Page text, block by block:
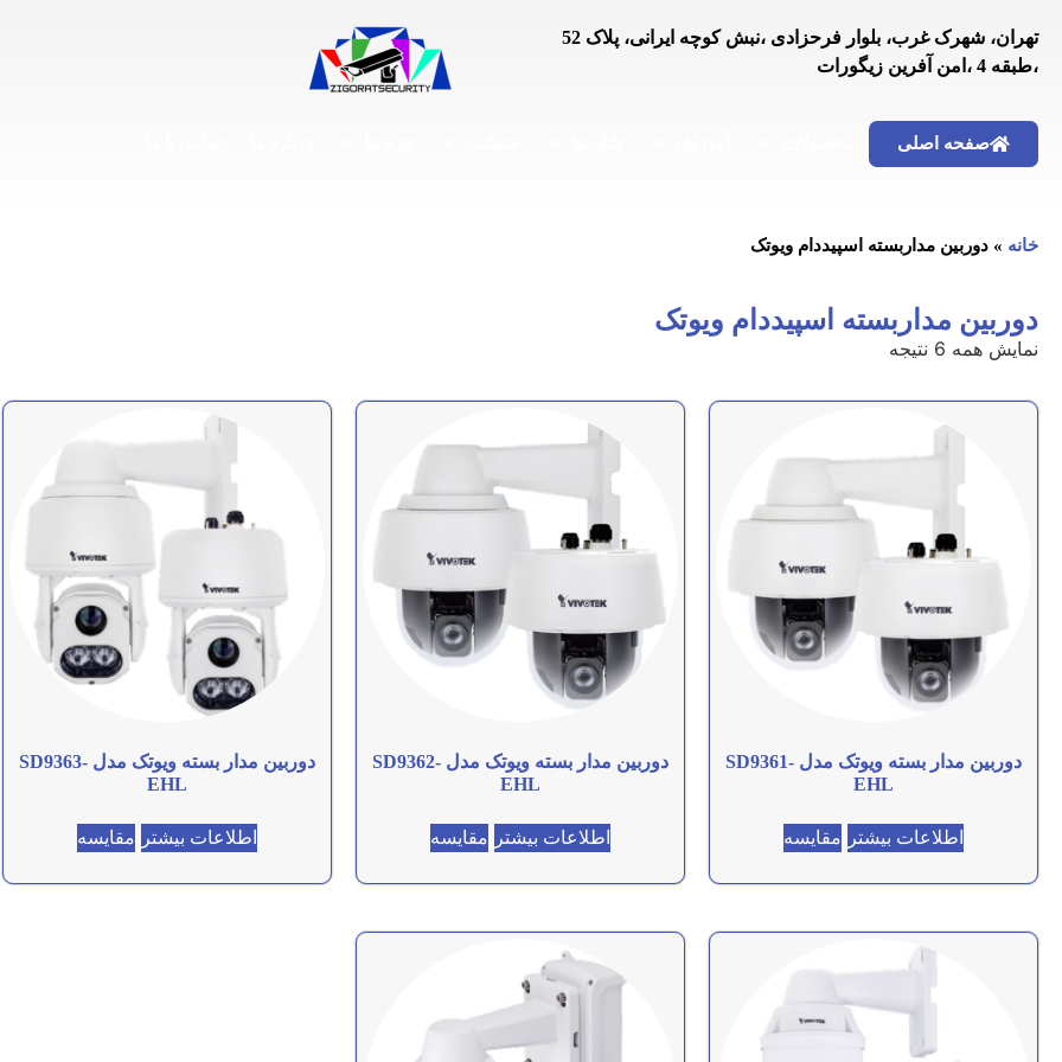
تهران، شهرک غرب، بلوار فرحزادی ،نبش کوچه ایرانی، پلاک 52
،طبقه 4 ،امن آفرین زیگورات
صفحه اصلی
خانه » دوربین مداربسته اسپیددام ویوتک
دوربین مداربسته اسپیددام ویوتک
نمایش همه 6 نتیجه
دوربین مدار بسته ویوتک مدل SD9361-
EHL
اطلاعات بیشتر مقایسه
دوربین مدار بسته ویوتک مدل SD9362-
EHL
اطلاعات بیشتر مقایسه
دوربین مدار بسته ویوتک مدل SD9363-
EHL
اطلاعات بیشتر مقایسه